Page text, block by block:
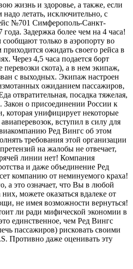
жизнь и здоровье, а также, если
летать, исключительно, с
№701 Симферополь-Санкт-
года. Задержка более чем на 4 часа!
только в аэропорту во
ожидать своего рейса в
Через 4,5 часа подается борт
перевозки скота), а в нем экипаж,
с выходных. Экипаж настроен
ожиданием пассажиров,
отвратительная, посадка тяжелая,
Закон о присоединении России к
которая унифицирует некоторые
вступил в силу для
Ред Вингс об этом
требования этой организации
на жалобы не отвечает,
линии нет! Компания
и даже объединение Ред
компанию от неминуемого краха!
а это означает, что Вы в любой
можете оказаться вдалеке от
не имея возможности вернуться!
ли ради мифической экономии в
единственное, чем Ред Вингс
пассажиров) рисковать своими
Противно даже оценивать эту